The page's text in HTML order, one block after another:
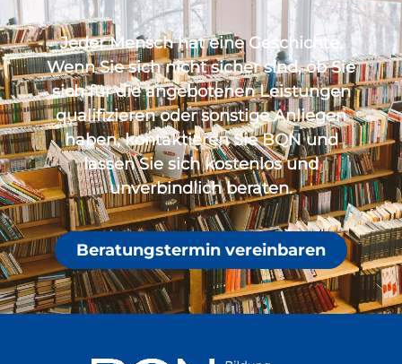
Jeder Mensch hat eine Geschichte.
Wenn Sie sich nicht sicher sind, ob Sie
sich für die angebotenen Leistungen
qualifizieren oder sonstige Anliegen
haben, kontaktieren Sie BQN und
lassen Sie sich kostenlos und
unverbindlich beraten.
Beratungstermin vereinbaren